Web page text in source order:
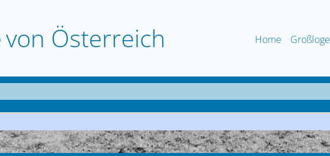
von Österreich Home Großloge